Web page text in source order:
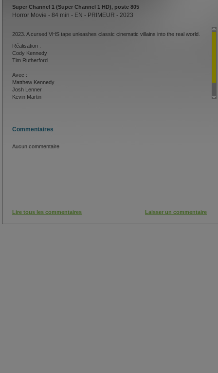
Super Channel 1 (Super Channel 1 HD), poste 805
Horror Movie - 84 min - EN - PRIMEUR - 2023
2023. A cursed VHS tape unleashes classic cinematic villains into the real world.
Réalisation :
Cody Kennedy
Tim Rutherford
Avec :
Matthew Kennedy
Josh Lenner
Kevin Martin
Commentaires
Aucun commentaire
Lire tous les commentaires Laisser un commentaire